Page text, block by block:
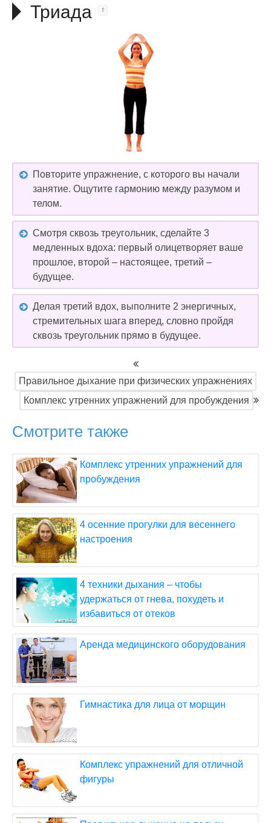
Триада
Повторите упражнение, с которого вы начали
занятие. Ощутите гармонию между разумом и
телом.
Смотря сквозь треугольник, сделайте 3
медленных вдоха: первый олицетворяет ваше
прошлое, второй – настоящее, третий –
будущее.
Делая третий вдох, выполните 2 энергичных,
стремительных шага вперед, словно пройдя
сквозь треугольник прямо в будущее.
Правильное дыхание при физических упражнениях
Комплекс утренних упражнений для пробуждения
Смотрите также
Комплекс утренних упражнений для
пробуждения
4 осенние прогулки для весеннего
настроения
4 техники дыхания – чтобы
удержаться от гнева, похудеть и
избавиться от отеков
Аренда медицинского оборудования
Гимнастика для лица от морщин
Комплекс упражнений для отличной
фигуры